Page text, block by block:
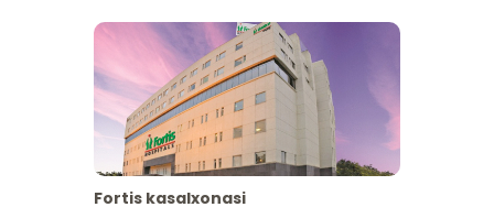
Fortis kasalxonasi